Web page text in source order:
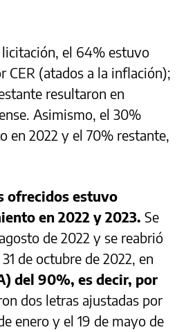
el 64% estuvo
CER (atados a la inflación);
resultaron en
Asimismo, el 30%
en 2022 y el 70% restante,
ofrecidos estuvo
en 2022 y 2023. Se
de 2022 y se reabrió
de octubre de 2022, en
del 90%, es decir, por
dos letras ajustadas por
enero y el 19 de mayo de